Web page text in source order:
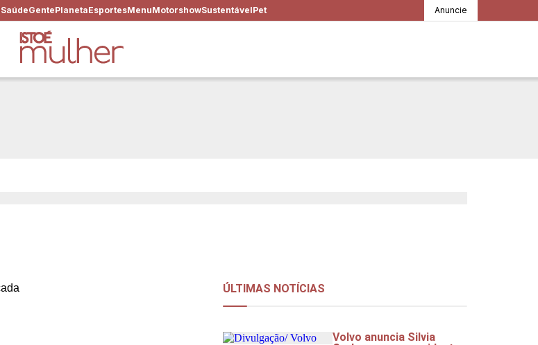
SaúdeGentePlanetaEsportesMenuMotorshowSustentávelPet Anuncie
é: os alimentos que elevam nosso